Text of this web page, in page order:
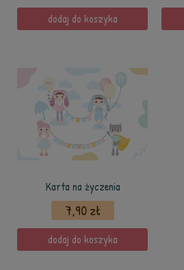
dodaj do koszyka
Karta na życzenia
7,90 zł
dodaj do koszyka